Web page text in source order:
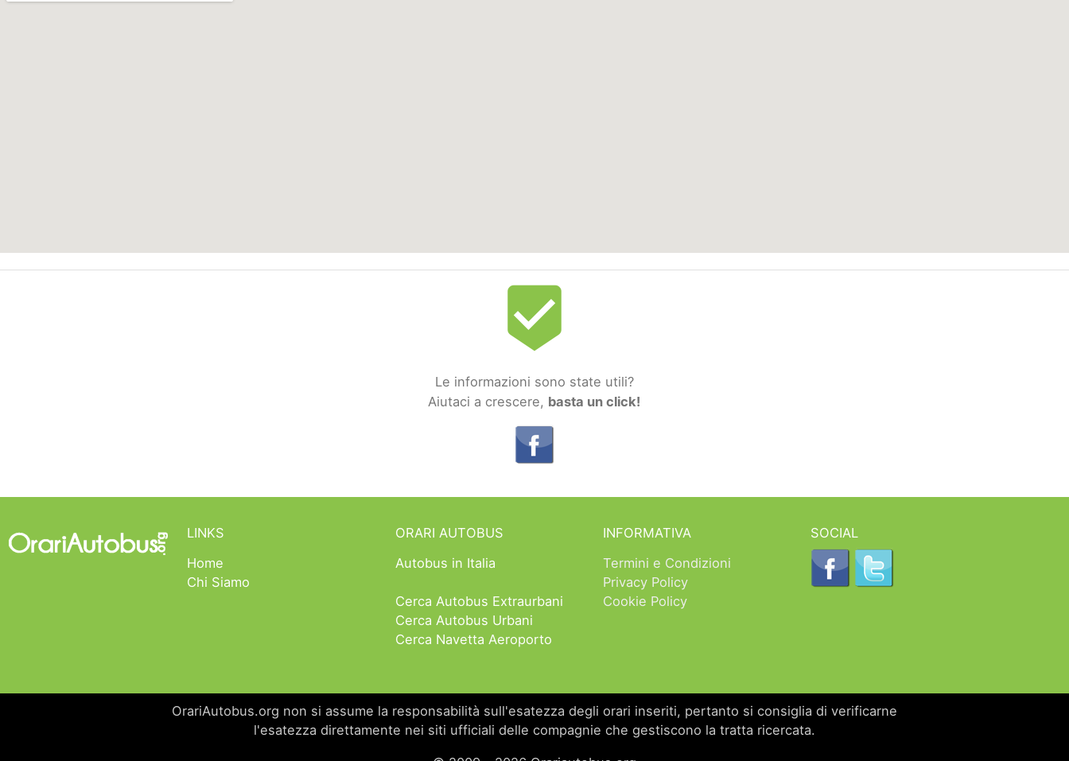
beenhere
Le informazioni sono state utili?
Aiutaci a crescere, basta un click!
LINKS
Home
Chi Siamo
ORARI AUTOBUS
Autobus in Italia
Cerca Autobus Extraurbani
Cerca Autobus Urbani
Cerca Navetta Aeroporto
INFORMATIVA
Termini e Condizioni
Privacy Policy
Cookie Policy
SOCIAL
OrariAutobus.org non si assume la responsabilità sull'esatezza degli orari inseriti, pertanto si consiglia di verificarne
l'esatezza direttamente nei siti ufficiali delle compagnie che gestiscono la tratta ricercata.